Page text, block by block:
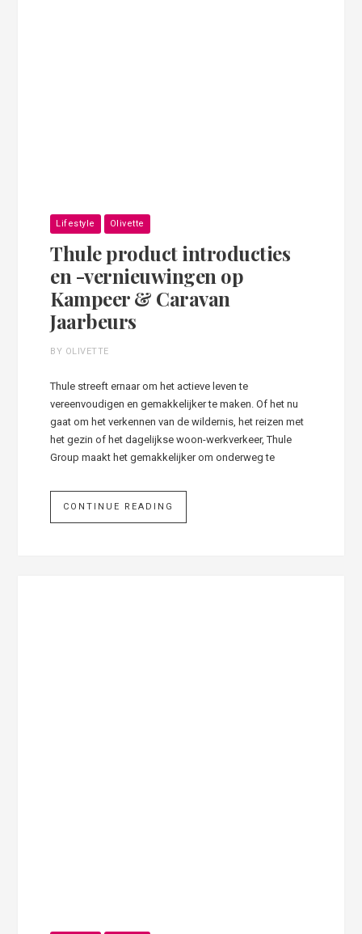
Lifestyle Olivette
Thule product introducties
en -vernieuwingen op
Kampeer & Caravan
Jaarbeurs
BY OLIVETTE
Thule streeft ernaar om het actieve leven te
vereenvoudigen en gemakkelijker te maken. Of het nu
gaat om het verkennen van de wildernis, het reizen met
het gezin of het dagelijkse woon-werkverkeer, Thule
Group maakt het gemakkelijker om onderweg te
CONTINUE READING